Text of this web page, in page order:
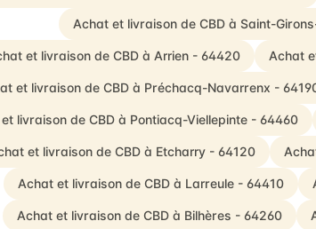
Achat et livraison de CBD à Saint-
et livraison de CBD à Arrien - 64420 Achat
et livraison de CBD à Préchacq-Navarrenx -
livraison de CBD à Pontiacq-Viellepinte - 64460
et livraison de CBD à Etcharry - 64120
Achat et livraison de CBD à Larreule - 64410
Achat et livraison de CBD à Bilhères - 64260